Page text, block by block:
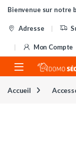
Skip to navigation
Skip to content
Bienvenue sur notre
Adresse
Mon Compte
Accueil